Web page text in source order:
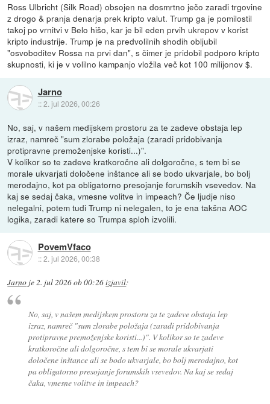
Ross Ulbricht (Silk Road) obsojen na dosmrtno ječo zaradi trgovine
z drogo & pranja denarja prek kripto valut. Trump ga je pomilostil
takoj po vrnitvi v Belo hišo, kar je bil eden prvih ukrepov v korist
kripto industrije. Trump je na predvolilnih shodih obljubil
"osvoboditev Rossa na prvi dan", s čimer je pridobil podporo kripto
skupnosti, ki je v volilno kampanjo vložila več kot 100 milijonov $.
Jarno
::2. jul 2026, 00:26
No, saj, v našem medijskem prostoru za te zadeve obstaja lep
izraz, namreč "sum zlorabe položaja (zaradi pridobivanja
protipravne premoženjske koristi...)".
V kolikor so te zadeve kratkoročne ali dolgoročne, s tem bi se
morale ukvarjati določene inštance ali se bodo ukvarjale, bo bolj
merodajno, kot pa obligatorno presojanje forumskih vsevedov. Na
kaj se sedaj čaka, vmesne volitve in impeach? Če ljudje niso
nelegalni, potem tudi Trump ni nelegalen, to je ena takšna AOC
logika, zaradi katere so Trumpa sploh izvolili.
PovemVfaco
::2. jul 2026, 00:38
Jarno je2. jul 2026 ob 00:26izjavil:
No, saj, v našem medijskem prostoru za te zadeve obstaja lep
izraz, namreč "sum zlorabe položaja (zaradi pridobivanja
protipravne premoženjske koristi...)". V kolikor so te zadeve
kratkoročne ali dolgoročne, s tem bi se morale ukvarjati
določene inštance ali se bodo ukvarjale, bo bolj merodajno, kot
pa obligatorno presojanje forumskih vsevedov. Na kaj se sedaj
čaka, vmesne volitve in impeach?